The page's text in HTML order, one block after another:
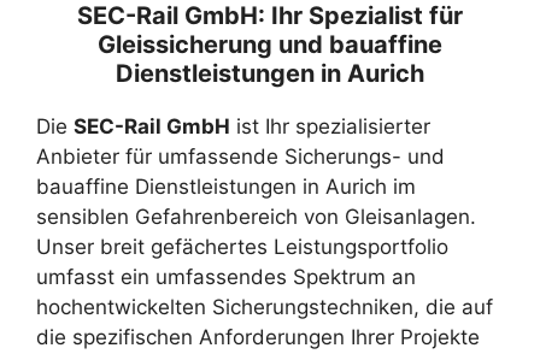
SEC-Rail GmbH: Ihr Spezialist für
Gleissicherung und bauaffine
Dienstleistungen in Aurich
Die SEC-Rail GmbH ist Ihr spezialisierter
Anbieter für umfassende Sicherungs- und
bauaffine Dienstleistungen in Aurich im
sensiblen Gefahrenbereich von Gleisanlagen.
Unser breit gefächertes Leistungsportfolio
umfasst ein umfassendes Spektrum an
hochentwickelten Sicherungstechniken, die auf
die spezifischen Anforderungen Ihrer Projekte